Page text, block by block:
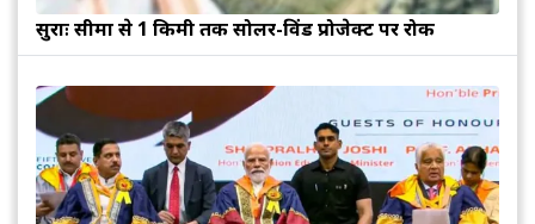
सुरक्षाः सीमा से 1 किमी तक सोलर-विंड प्रोजेक्ट पर रोक